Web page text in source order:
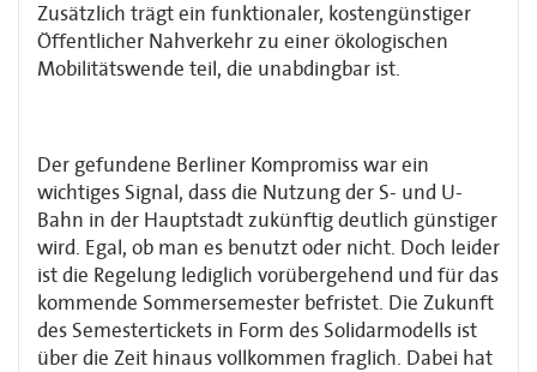
Zusätzlich trägt ein funktionaler, kostengünstiger
Öffentlicher Nahverkehr zu einer ökologischen
Mobilitätswende teil, die unabdingbar ist.
Der gefundene Berliner Kompromiss war ein
wichtiges Signal, dass die Nutzung der S- und U-
Bahn in der Hauptstadt zukünftig deutlich günstiger
wird. Egal, ob man es benutzt oder nicht. Doch leider
ist die Regelung lediglich vorübergehend und für das
kommende Sommersemester befristet. Die Zukunft
des Semestertickets in Form des Solidarmodells ist
über die Zeit hinaus vollkommen fraglich. Dabei hat